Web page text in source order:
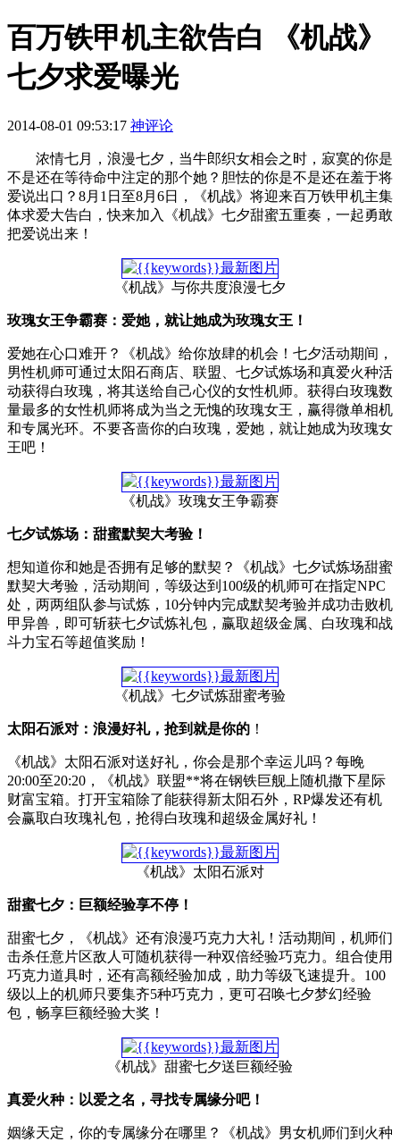
百万铁甲机主欲告白 《机战》
七夕求爱曝光
2014-08-01 09:53:17 神评论
浓情七月，浪漫七夕，当牛郎织女相会之时，寂寞的你是
不是还在等待命中注定的那个她？胆怯的你是不是还在羞于将
爱说出口？8月1日至8月6日，《机战》将迎来百万铁甲机主集
体求爱大告白，快来加入《机战》七夕甜蜜五重奏，一起勇敢
把爱说出来！
《机战》与你共度浪漫七夕
玫瑰女王争霸赛：爱她，就让她成为玫瑰女王！
爱她在心口难开？《机战》给你放肆的机会！七夕活动期间，
男性机师可通过太阳石商店、联盟、七夕试炼场和真爱火种活
动获得白玫瑰，将其送给自己心仪的女性机师。获得白玫瑰数
量最多的女性机师将成为当之无愧的玫瑰女王，赢得微单相机
和专属光环。不要吝啬你的白玫瑰，爱她，就让她成为玫瑰女
王吧！
《机战》玫瑰女王争霸赛
七夕试炼场：甜蜜默契大考验！
想知道你和她是否拥有足够的默契？《机战》七夕试炼场甜蜜
默契大考验，活动期间，等级达到100级的机师可在指定NPC
处，两两组队参与试炼，10分钟内完成默契考验并成功击败机
甲异兽，即可斩获七夕试炼礼包，赢取超级金属、白玫瑰和战
斗力宝石等超值奖励！
《机战》七夕试炼甜蜜考验
太阳石派对：浪漫好礼，抢到就是你的 ！
《机战》太阳石派对送好礼，你会是那个幸运儿吗？每晚
20:00至20:20，《机战》联盟**将在钢铁巨舰上随机撒下星际
财富宝箱。打开宝箱除了能获得新太阳石外，RP爆发还有机
会赢取白玫瑰礼包，抢得白玫瑰和超级金属好礼！
《机战》太阳石派对
甜蜜七夕：巨额经验享不停！
甜蜜七夕，《机战》还有浪漫巧克力大礼！活动期间，机师们
击杀任意片区敌人可随机获得一种双倍经验巧克力。组合使用
巧克力道具时，还有高额经验加成，助力等级飞速提升。100
级以上的机师只要集齐5种巧克力，更可召唤七夕梦幻经验
包，畅享巨额经验大奖！
《机战》甜蜜七夕送巨额经验
真爱火种：以爱之名，寻找专属缘分吧！
姻缘天定，你的专属缘分在哪里？《机战》男女机师们到火种